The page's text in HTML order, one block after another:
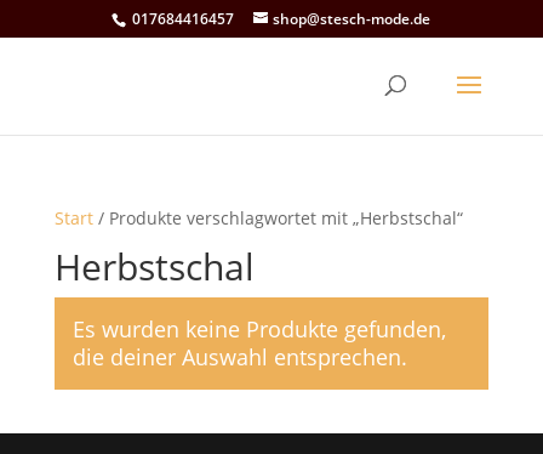
017684416457 shop@stesch-mode.de
Start/ Produkte verschlagwortet mit „Herbstschal“
Herbstschal
Es wurden keine Produkte gefunden,
die deiner Auswahl entsprechen.